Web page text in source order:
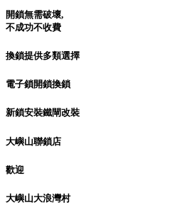
開鎖無需破壞,
不成功不收費
換鎖提供多類選擇
電子鎖開鎖換鎖
新鎖安裝鐵閘改裝
大嶼山聯鎖店
歡迎
大嶼山大浪灣村